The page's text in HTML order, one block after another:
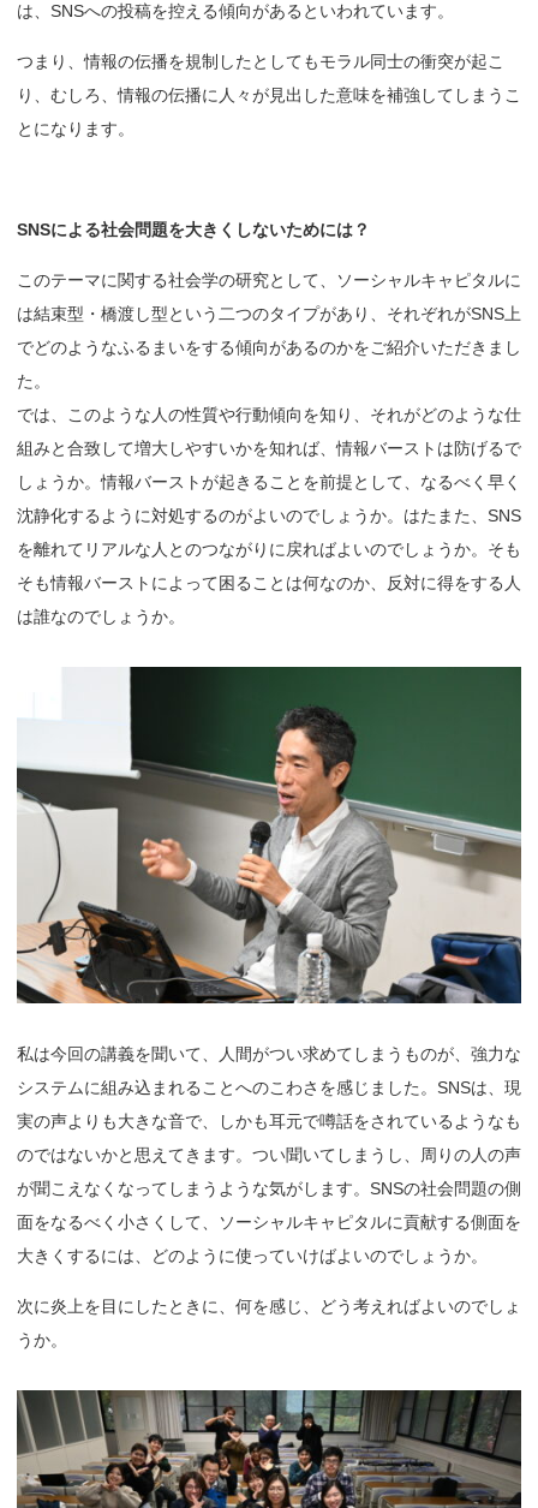
は、SNSへの投稿を控える傾向があるといわれています。
つまり、情報の伝播を規制したとしてもモラル同士の衝突が起こ
り、むしろ、情報の伝播に人々が見出した意味を補強してしまうこ
とになります。
SNSによる社会問題を大きくしないためには？
このテーマに関する社会学の研究として、ソーシャルキャピタルに
は結束型・橋渡し型という二つのタイプがあり、それぞれがSNS上
でどのようなふるまいをする傾向があるのかをご紹介いただきまし
た。
では、このような人の性質や行動傾向を知り、それがどのような仕
組みと合致して増大しやすいかを知れば、情報バーストは防げるで
しょうか。情報バーストが起きることを前提として、なるべく早く
沈静化するように対処するのがよいのでしょうか。はたまた、SNS
を離れてリアルな人とのつながりに戻ればよいのでしょうか。そも
そも情報バーストによって困ることは何なのか、反対に得をする人
は誰なのでしょうか。
私は今回の講義を聞いて、人間がつい求めてしまうものが、強力な
システムに組み込まれることへのこわさを感じました。SNSは、現
実の声よりも大きな音で、しかも耳元で噂話をされているようなも
のではないかと思えてきます。つい聞いてしまうし、周りの人の声
が聞こえなくなってしまうような気がします。SNSの社会問題の側
面をなるべく小さくして、ソーシャルキャピタルに貢献する側面を
大きくするには、どのように使っていけばよいのでしょうか。
次に炎上を目にしたときに、何を感じ、どう考えればよいのでしょ
うか。